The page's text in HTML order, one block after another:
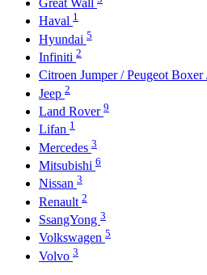
Great Wall
Haval 1
Hyundai 5
Infiniti 2
Citroen Jumper / Peugeot
Jeep 2
Land Rover 9
Lifan 1
Mercedes 3
Mitsubishi 6
Nissan 3
Renault 2
SsangYong 3
Volkswagen 5
Volvo 3